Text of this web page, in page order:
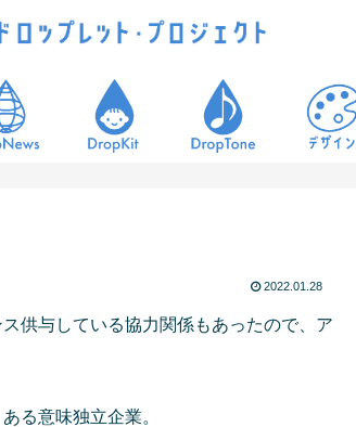
2022.01.28
供与している協力関係もあったので、ア
る意味独立企業。